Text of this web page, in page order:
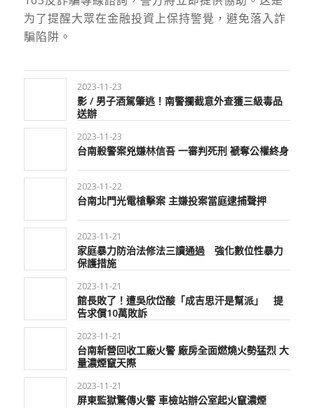
为了提醒大眾在金融投資上保持警覺，避免落入詐
騙陷阱。
2023-11-23
影 / 男子酒駕肇逃！南警攔截意外查獲三級毒品
送辦
2023-11-23
台南殺警案兇嫌林信吾 一審判死刑 褫奪公權終身
2023-11-22
台南北門光電槍擊案 主嫌投案當庭逮捕聲押
2023-11-21
家庭暴力防治法修法三讀通過 強化數位性暴力
保護措施
2023-11-21
館長敗了！遭吳欣岱酸「成吉思汗是幫派」 提
告求償10萬敗訴
2023-11-21
台南新營回收工廠火警 廠房全面燃燒火勢猛烈 大
量濃煙竄天際
2023-11-21
屏東監獄驚傳火警 車檢站辦公室起火竄濃煙